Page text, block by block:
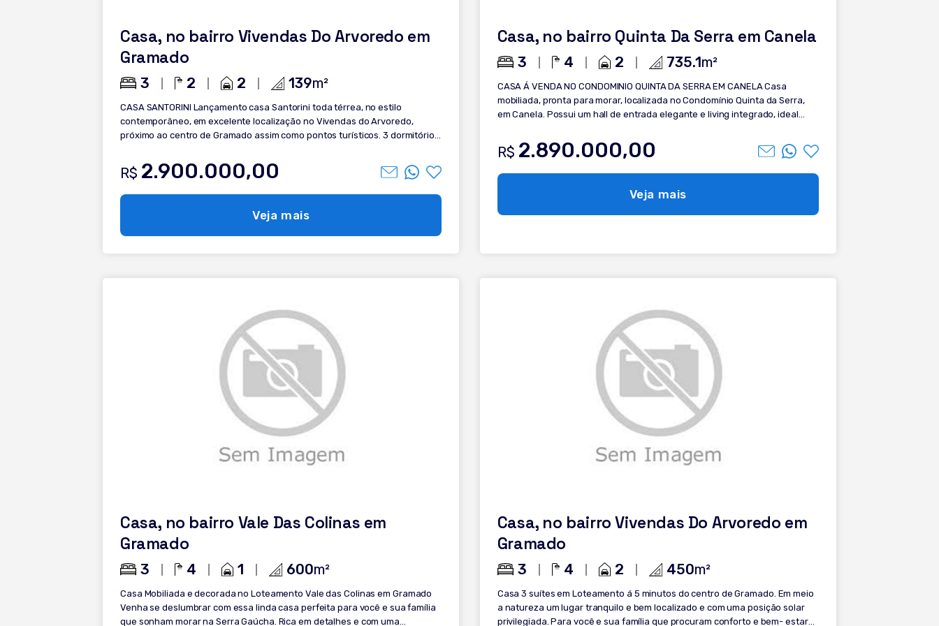
Casa, no bairro Vivendas Do Arvoredo em
Gramado
3 2 2 139m²
CASA SANTORINI Lançamento casa Santorini toda térrea, no estilo
contemporâneo, em excelente localização no Vivendas do Arvoredo,
próximo ao centro de Gramado assim como pontos turísticos. 3 dormitórios
serviço Espera para calefação Piso aquecido nos banheiros Esquadrias de
PVC com vidros duplos 2 vagas de garagem Ampla varanda com 24 m
R$ 2.900.000,00
Veja mais
Casa, no bairro Quinta Da Serra em Canela
3 4 2 735.1m²
CASA Á VENDA NO CONDOMINIO QUINTA DA SERRA EM CANELA Casa
mobiliada, pronta para morar, localizada no Condomínio Quinta da Serra,
em Canela. Possui um hall de entrada elegante e living integrado, ideal
premium. Conheça: - 3 dormitórios, sendo 1 suíte master no térreo; - Hall de
entrada; - Living integrado; - Sala de estar e jantar; - Cozinha com
R$ 2.890.000,00
Veja mais
Casa, no bairro Vale Das Colinas em
Gramado
3 4 1 600m²
Casa Mobiliada e decorada no Loteamento Vale das Colinas em Gramado
Venha se deslumbrar com essa linda casa perfeita para você e sua família
que sonham morar na Serra Gaúcha. Rica em detalhes e com uma
Casa, no bairro Vivendas Do Arvoredo em
Gramado
3 4 2 450m²
Casa 3 suítes em Loteamento á 5 minutos do centro de Gramado. Em meio
a natureza um lugar tranquilo e bem localizado e com uma posição solar
privilegiada. Para você e sua família que procuram conforto e bem- estar